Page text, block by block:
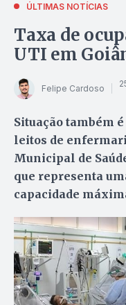
ÚLTIMAS NOTÍCIAS
Taxa de
UTI em
Felipe Cardoso
Situação também
leitos de
Municipal de
que representa
capacidade